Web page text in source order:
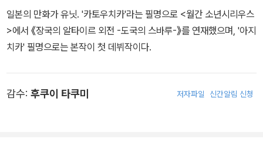
일본의 만화가 유닛. '카토우치카'라는 필명으로 <월간 소년시리우스
>에서 《장국의 알타이르 외전 -도국의 스바루-》를 연재했으며, '아지
치카' 필명으로는 본작이 첫 데뷔작이다.
감수: 후쿠이 타쿠미 저자파일 신간알림 신청